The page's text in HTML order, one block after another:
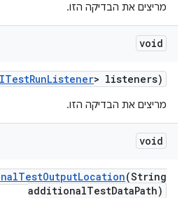
מריצים את הבדיקה הזו.
void
ITestRunListener> listeners)
מריצים את הבדיקה הזו.
void
TestOutputLocation(String
additionalTestDataPath)